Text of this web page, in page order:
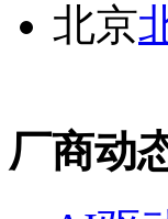
北京
厂商动